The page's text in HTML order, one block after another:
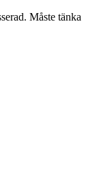
Måste tänka